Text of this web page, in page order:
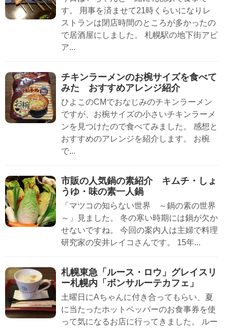
す。 用事を済ませて21時くらいになりレ
ストランは閉店時間のところが多かったの
で居酒屋にしました。 札幌駅の地下街アピ
ア...
チキンラーメンのお椀サイズを食べて
みた おすすめアレンジ紹介
ひよこのCMでおなじみのチキンラーメン
ですが、お椀サイズの小さいチキンラーメ
ンを見つけたので食べてみました。 感想と
おすすめのアレンジを紹介します。 お椀
で...
市販の人気鍋の素紹介 キムチ・しょ
うゆ・味の素一人鍋
「マツコの知らない世界 ～鍋の素の世界
～」見ました。 冬の寒い時期には鍋が欠か
せないですね。 今回の案内人は主婦で料理
研究家の安井レイコさんです。 15年...
札幌東急「ルース・ロウ」グレイスリ
ー札幌内「ボンサルーテカフェ」
土曜日にAちゃんに付き合ってもらい、夏
に当たったホットペッパーのお食事券を使
って気になるお店に行ってきました。 ルー